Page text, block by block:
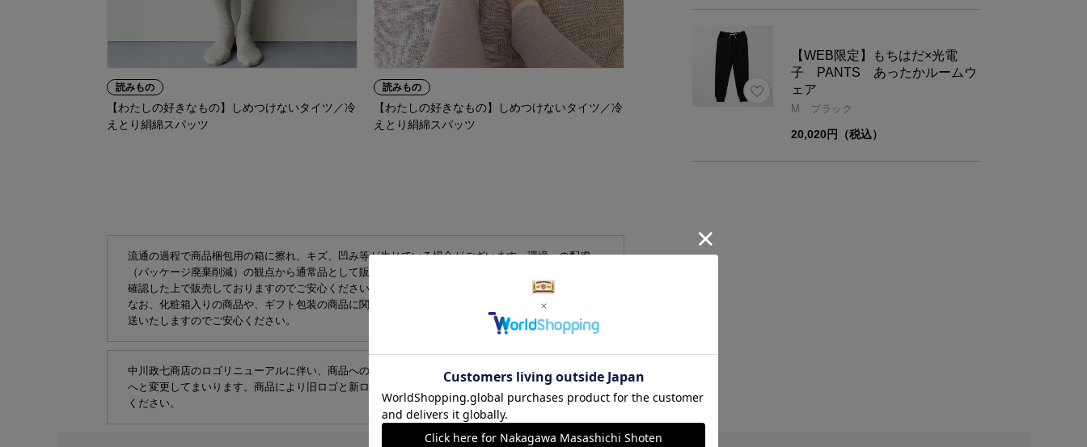
読みもの
【わたしの好きなもの】しめつけないタイツ／冷
えとり絹綿スパッツ
読みもの
【わたしの好きなもの】しめつけないタイツ／冷
えとり絹綿スパッツ
流通の過程で商品梱包用の箱に擦れ、キズ、凹み等が生じている場合がございます。環境への配慮
（パッケージ廃棄削減）の観点から通常品として販売しております。商品本体には問題がないことを
確認した上で販売しておりますのでご安心ください。
なお、化粧箱入りの商品や、ギフト包装の商品に関しましては、擦れ、キズ、凹み等がないものを発
送いたしますのでご安心ください。
中川政七商店のロゴリニューアルに伴い、商品への刻印やパッケージのロゴを、順次新しいデザイン
へと変更してまいります。商品により旧ロゴと新ロゴが混在する場合がございますので、予めご了承
ください。
【WEB限定】もちはだ×光電
子 PANTS あったかルームウ
ェア
M ブラック
20,020円（税込）